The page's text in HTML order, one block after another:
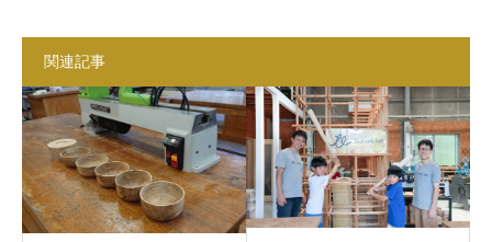
関連記事